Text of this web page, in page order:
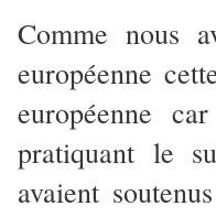
Comme nous
européenne
européenne
pratiquant le
avaient